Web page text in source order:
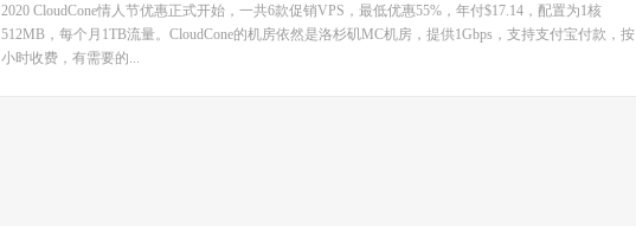
2020 CloudCone情人节优惠正式开始，一共6款促销VPS，最低优惠55%，年付$17.14，配置为1核
512MB，每个月1TB流量。CloudCone的机房依然是洛杉矶MC机房，提供1Gbps，支持支付宝付款，按
小时收费，有需要的...